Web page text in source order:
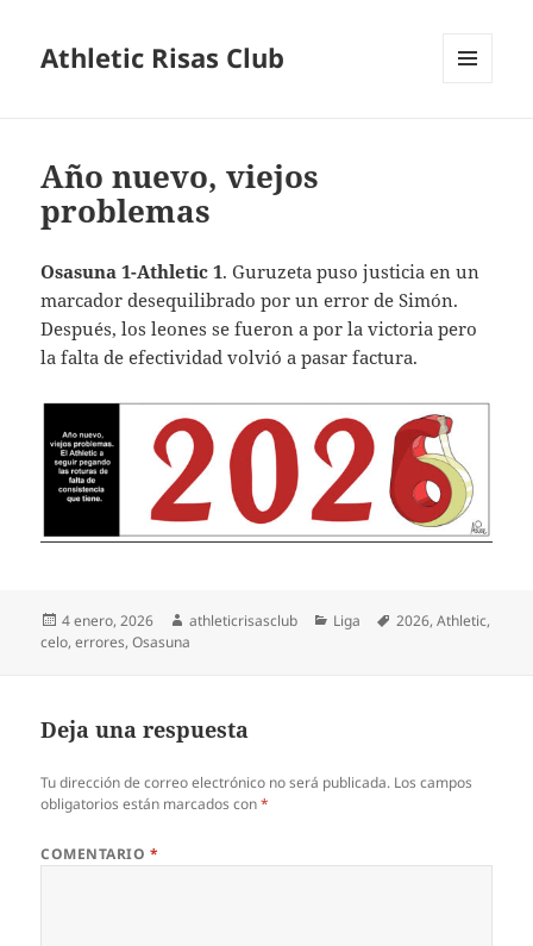
Athletic Risas Club
Año nuevo, viejos
problemas
Osasuna 1-Athletic 1. Guruzeta puso justicia en un
marcador desequilibrado por un error de Simón.
Después, los leones se fueron a por la victoria pero
la falta de efectividad volvió a pasar factura.
Publicado
el
4 enero, 2026 Autor
athleticrisasclub Categorías
Liga Etiquetas
2026,Athletic,
celo,errores,Osasuna
Deja una respuesta
Tu dirección de correo electrónico no será publicada. Los campos
obligatorios están marcados con*
COMENTARIO *